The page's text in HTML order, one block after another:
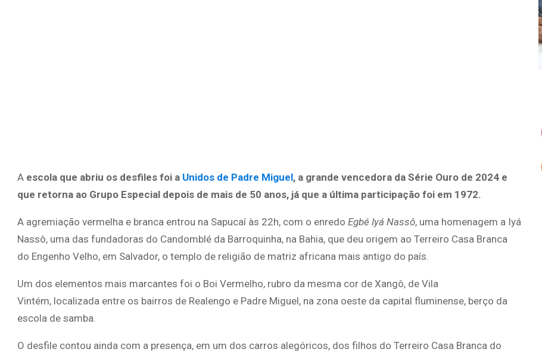
A escola que abriu os desfiles foi a Unidos de Padre Miguel, a grande vencedora da Série Ouro de 2024 e
que retorna ao Grupo Especial depois de mais de 50 anos, já que a última participação foi em 1972.
A agremiação vermelha e branca entrou na Sapucaí às 22h, com o enredo Egbé Iyá Nassô, uma homenagem a Iyá
Nassô, uma das fundadoras do Candomblé da Barroquinha, na Bahia, que deu origem ao Terreiro Casa Branca
do Engenho Velho, em Salvador, o templo de religião de matriz africana mais antigo do país.
Um dos elementos mais marcantes foi o Boi Vermelho, rubro da mesma cor de Xangô, de Vila
Vintém, localizada entre os bairros de Realengo e Padre Miguel, na zona oeste da capital fluminense, berço da
escola de samba.
O desfile contou ainda com a presença, em um dos carros alegóricos, dos filhos do Terreiro Casa Branca do